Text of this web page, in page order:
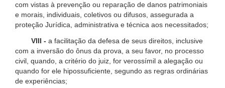
com vistas à prevenção ou reparação de danos patrimoniais
e morais, individuais, coletivos ou difusos, assegurada a
proteção Jurídica, administrativa e técnica aos necessitados;
VIII - a facilitação da defesa de seus direitos, inclusive
com a inversão do ônus da prova, a seu favor, no processo
civil, quando, a critério do juiz, for verossímil a alegação ou
quando for ele hipossuficiente, segundo as regras ordinárias
de experiências;